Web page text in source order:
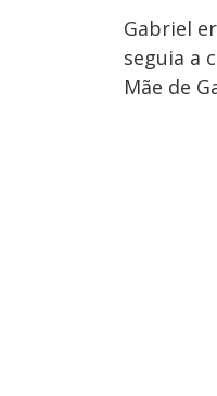
Gabriel
seguia a
Mãe de